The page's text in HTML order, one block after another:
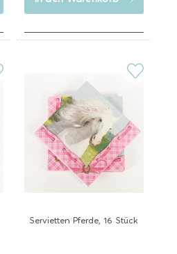
Servietten Pferde, 16 Stück